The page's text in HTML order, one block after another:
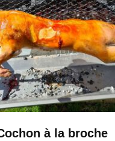
à la broche